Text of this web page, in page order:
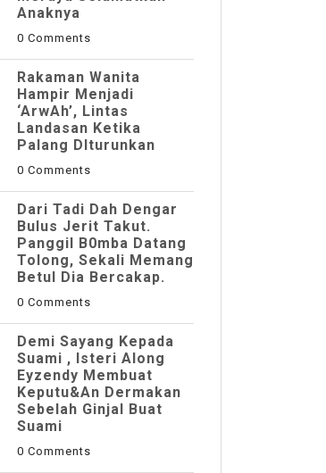
Anaknya
0 Comments
Rakaman Wanita
Hampir Menjadi
‘ArwAh’, Lintas
Landasan Ketika
Palang DIturunkan
0 Comments
Dari Tadi Dah Dengar
Bulus Jerit Takut.
Panggil B0mba Datang
Tolong, Sekali Memang
Betul Dia Bercakap.
0 Comments
Demi Sayang Kepada
Suami , Isteri Along
Eyzendy Membuat
Keputu&an Dermakan
Sebelah Ginjal Buat
Suami
0 Comments